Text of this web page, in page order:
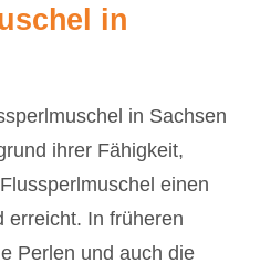
in
in Sachsen
ihrer Fähigkeit,
einen
erreicht. In früheren
Perlen und auch die